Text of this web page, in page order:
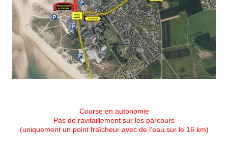
Course en autonomie
Pas de ravitaillement sur les parcours
(uniquement un point fraîcheur avec de l'eau sur le 16 km)